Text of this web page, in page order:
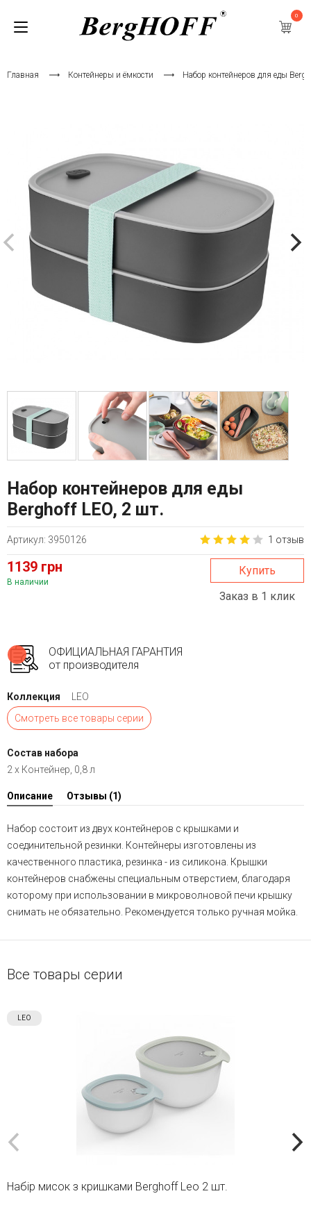
0
Главная Контейнеры и ёмкости Набор контейнеров для еды
Набор контейнеров для еды
Berghoff LEO, 2 шт.
Артикул: 3950126 1 отзыв
1139 грн
В наличии
Купить
Заказ в 1 клик
ОФИЦИАЛЬНАЯ ГАРАНТИЯ
от производителя
Коллекция
LEO
Смотреть все товары серии
Состав набора
2 х Контейнер, 0,8 л
Описание Отзывы (1)
Набор состоит из двух контейнеров с крышками и
соединительной резинки. Контейнеры изготовлены из
качественного пластика, резинка - из силикона. Крышки
контейнеров снабжены специальным отверстием, благодаря
которому при использовании в микроволновой печи крышку
снимать не обязательно. Рекомендуется только ручная мойка.
Все товары серии
LEO
Набір мисок з кришками Berghoff Leo 2 шт.